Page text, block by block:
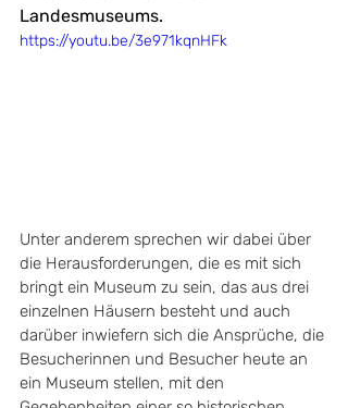
Landesmuseums.
https://youtu.be/3e971kqnHFk
Unter anderem sprechen wir dabei über
die Herausforderungen, die es mit sich
bringt ein Museum zu sein, das aus drei
einzelnen Häusern besteht und auch
darüber inwiefern sich die Ansprüche, die
Besucherinnen und Besucher heute an
ein Museum stellen, mit den